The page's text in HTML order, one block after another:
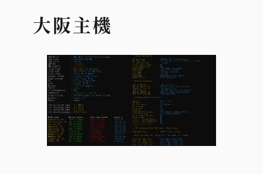
大阪主機